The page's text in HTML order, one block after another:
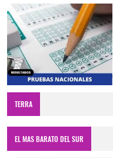
TERRA
EL MAS BARATO DEL SUR